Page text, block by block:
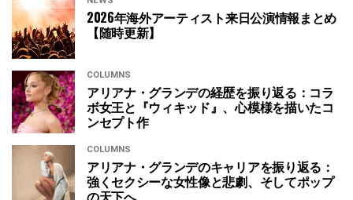
2026年海外アーティスト来日公演情報まとめ
【随時更新】
COLUMNS
アリアナ・グランデの経歴を振り返る：コラ
ボ女王と『ウィキッド』、心模様を描いたコ
ンセプト作
COLUMNS
アリアナ・グランデのキャリアを振り返る：
強くセクシーな女性像と悲劇、そしてポップ
の天下へ